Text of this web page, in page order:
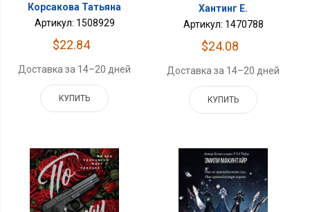
Корсакова Татьяна
Артикул: 1508929
$22.84
Доставка за 14–20 дней
КУПИТЬ
Хантинг Е.
Артикул: 1470788
$24.08
Доставка за 14–20 дней
КУПИТЬ